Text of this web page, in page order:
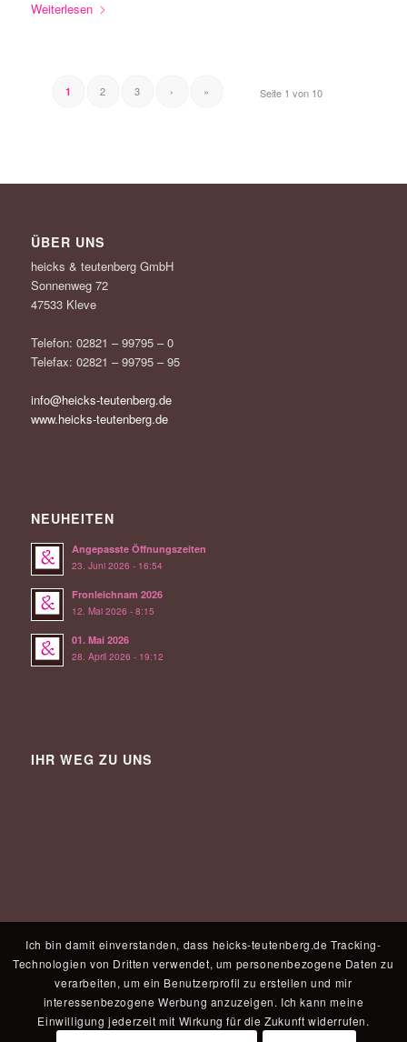
Weiterlesen
Seite 1 von 10
1 2 3 › »
ÜBER UNS
heicks & teutenberg GmbH
Sonnenweg 72
47533 Kleve
Telefon: 02821 – 99795 – 0
Telefax: 02821 – 99795 – 95
info@heicks-teutenberg.de
www.heicks-teutenberg.de
NEUHEITEN
Angepasste Öffnungszeiten
23. Juni 2026 - 16:54
Fronleichnam 2026
12. Mai 2026 - 8:15
01. Mai 2026
28. April 2026 - 19:12
IHR WEG ZU UNS
Ich bin damit einverstanden, dass heicks-teutenberg.de Tracking-
Technologien von Dritten verwendet, um personenbezogene Daten zu
verarbeiten, um ein Benutzerprofil zu erstellen und mir
interessenbezogene Werbung anzuzeigen. Ich kann meine
Einwilligung jederzeit mit Wirkung für die Zukunft widerrufen.